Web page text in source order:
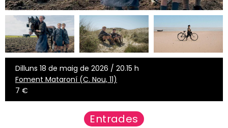
Dilluns 18 de maig de 2026 / 20.15 h
Foment Mataroní (C. Nou, 11)
7 €
Entrades